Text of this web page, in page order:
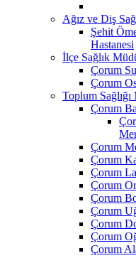
Ağız ve Diş
Şehit
Hastanesi
İlçe Sağlık
Çorum
Çorum
Toplum
Çorum
Çorum
Çorum
Çorum
Çorum
Çorum
Çorum
Çorum
Çorum
Çorum